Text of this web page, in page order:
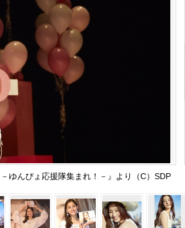
ゆんぴょ応援隊集まれ！－』より（C）SDP